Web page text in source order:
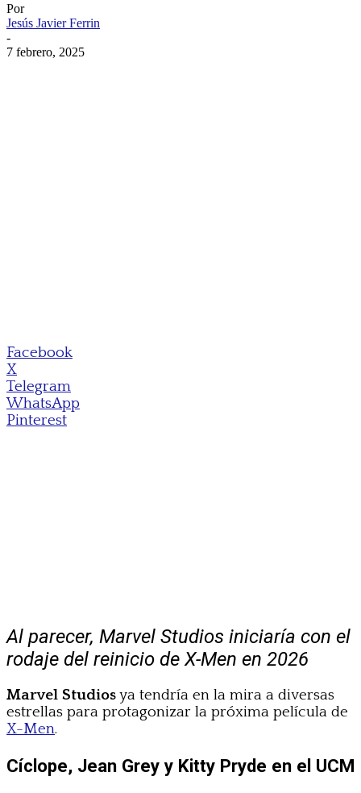
Por
Jesús Javier Ferrin
-
7 febrero, 2025
Facebook
X
Telegram
WhatsApp
Pinterest
Al parecer, Marvel Studios iniciaría con el
rodaje del reinicio de X-Men en 2026
Marvel Studiosya tendría en la mira a diversas
estrellas para protagonizar la próxima película de
X-Men.
Cíclope, Jean Grey y Kitty Pryde en el UCM